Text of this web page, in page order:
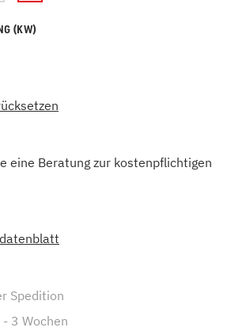
(KW)
eine Beratung zur kostenpflichtigen
Spedition
3 Wochen